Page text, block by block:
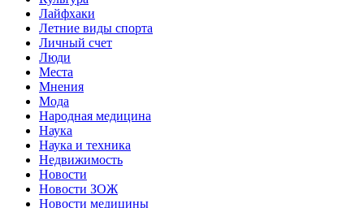
Лайфхаки
Летние виды спорта
Личный счет
Люди
Места
Мнения
Мода
Народная медицина
Наука
Наука и техника
Недвижимость
Новости
Новости ЗОЖ
Новости медицины